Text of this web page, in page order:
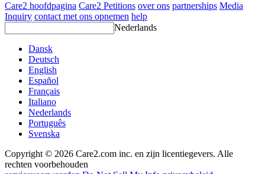
Care2 hoofdpagina Care2 Petitions over ons partnerships Media
Inquiry contact met ons opnemen help
Nederlands
Dansk
Deutsch
English
Español
Français
Italiano
Nederlands
Português
Svenska
Copyright © 2026 Care2.com inc. en zijn licentiegevers. Alle
rechten voorbehouden